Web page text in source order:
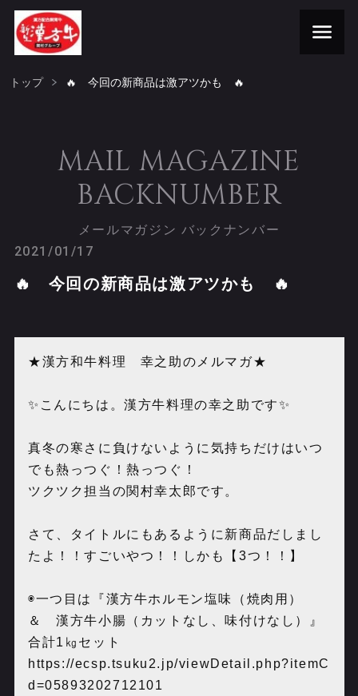
トップ 🔥 今回の新商品は激アツかも 🔥
MAIL MAGAZINE
BACKNUMBER
メールマガジン バックナンバー
2021/01/17
🔥 今回の新商品は激アツかも 🔥
★漢方和牛料理 幸之助のメルマガ★
✨こんにちは。漢方牛料理の幸之助です✨
真冬の寒さに負けないように気持ちだけはいつ
でも熱っつぐ！熱っつぐ！
ツクツク担当の関村幸太郎です。
さて、タイトルにもあるように新商品だしまし
たよ！！すごいやつ！！しかも【3つ！！】
◉一つ目は『漢方牛ホルモン塩味（焼肉用）
＆ 漢方牛小腸（カットなし、味付けなし）』
合計1㎏セット
https://ecsp.tsuku2.jp/viewDetail.php?itemC
d=05893202712101